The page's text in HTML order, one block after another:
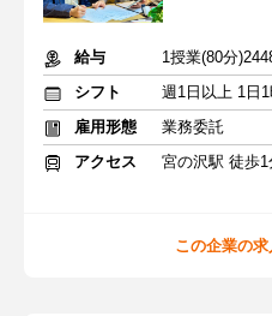
給与
シフト
週1日以上 1日
雇用形態
業務委託
アクセス
宮の沢駅 徒歩1
この企業の